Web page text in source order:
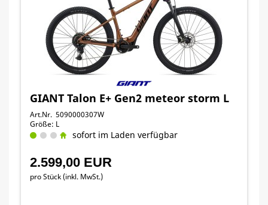
GIANT Talon E+ Gen2 meteor storm L
Art.Nr. 5090000307W
Größe: L
sofort im Laden verfügbar
2.599,00 EUR
pro Stück (inkl. MwSt.)